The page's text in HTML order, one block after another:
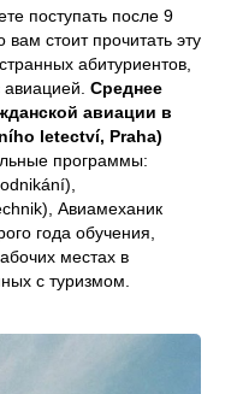
поступать после 9
стоит прочитать эту
абитуриентов,
Среднее
авиации в
letectví, Praha)
программы:
Авиамеханик
года обучения,
местах в
с туризмом.